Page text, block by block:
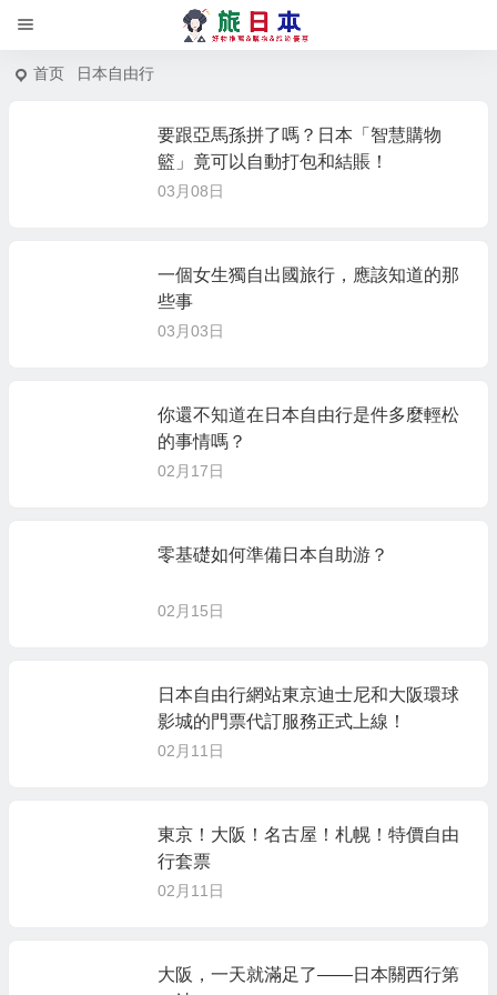
首页 日本自由行
要跟亞馬孫拼了嗎？日本「智慧購物
籃」竟可以自動打包和結賬！
03月08日
一個女生獨自出國旅行，應該知道的那
些事
03月03日
你還不知道在日本自由行是件多麼輕松
的事情嗎？
02月17日
零基礎如何準備日本自助游？
02月15日
日本自由行網站東京迪士尼和大阪環球
影城的門票代訂服務正式上線！
02月11日
東京！大阪！名古屋！札幌！特價自由
行套票
02月11日
大阪，一天就滿足了——日本關西行第